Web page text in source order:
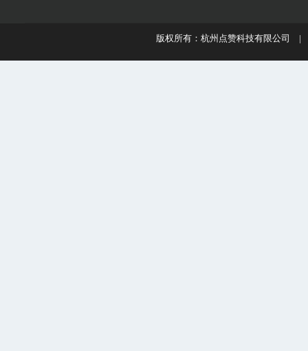
版权所有：杭州点赞科技有限公司